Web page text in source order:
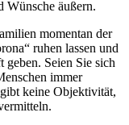
Wünsche äußern.
momentan der
ruhen lassen und
geben. Seien Sie sich
immer
keine Objektivität,